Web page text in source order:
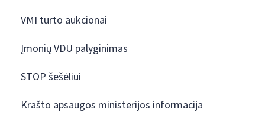
VMI turto aukcionai
Įmonių VDU palyginimas
STOP šešėliui
Krašto apsaugos ministerijos informacija